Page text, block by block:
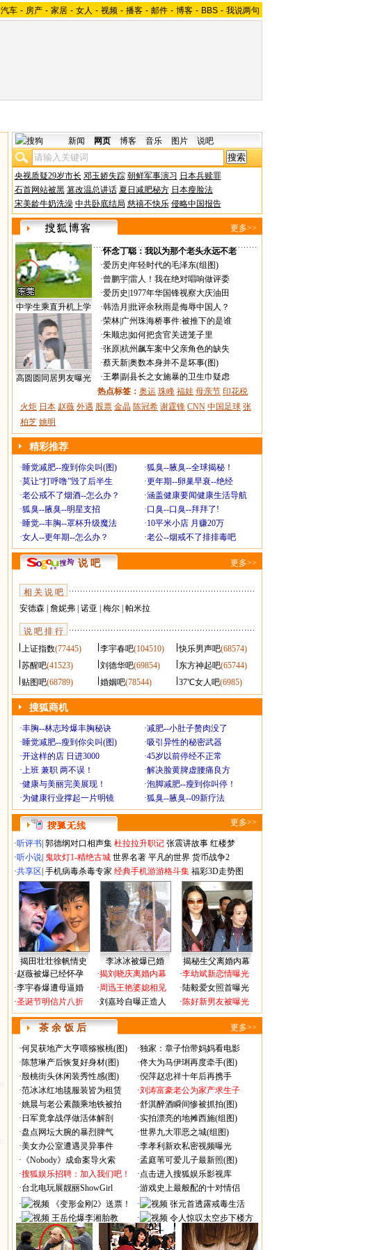
汽车 - 房产 - 家居 - 女人 - 视频 - 播客 - 邮件 - 博客 - BBS - 我说两句
新闻 网页 博客 音乐 图片 说吧
央视质疑29岁市长 邓玉娇失踪 朝鲜军事演习 日本兵赎罪
石首网站被黑 篡改温总讲话 夏日减肥秘方 日本瘦脸法
宋美龄牛奶洗澡 中共卧底结局 慈禧不快乐 侵略中国报告
更多>>
中学生乘直升机上学
高圆圆同居男友曝光
·怀念丁聪：我以为那个老头永远不老
·爱历史 年轻时代的毛泽东(组图)
·曾鹏宇|雷人！我在绝对唱响做评委
·爱历史 1977年华国锋视察大庆油田
·韩浩月 批评余秋雨是侮辱中国人？
·荣林| 广州珠海桥事件:被推下的是谁
·朱顺忠 如何把贪官关进笼子里
·张原|杭州飙车案中父亲角色的缺失
·蔡天新|奥数本身并不是坏事(图)
·王攀|副县长之女施暴的卫生巾疑虑
热点标签： 奥运 珠峰 福娃 母亲节 印花税
火炬 日本 赵薇 外遇 股票 金晶 陈冠希 谢霆锋 CNN 中国足球 张
柏芝 姚明
精彩推荐
·睡觉减肥--瘦到你尖叫(图) ·狐臭--腋臭--全球揭秘！
·莫让“打呼噜”毁了后半生 ·更年期--卵巢早衰--绝经
·老公戒不了烟酒--怎么办？ ·涵盖健康要闻健康生活导航
·狐臭--腋臭--明星支招 ·口臭--口臭--拜拜了!
·睡觉--丰胸--罩杯升级魔法 ·10平米小店 月赚20万
·女人--更年期--怎么办？ ·老公--烟戒不了排排毒吧
说 吧 更多>>
相 关 说 吧
安德森| 詹妮弗| 诺亚 梅尔| 帕米拉
说 吧 排 行
上证指数(77445) 李宇春吧(104510) 快乐男声吧(68574)
苏醒吧(41523) 刘德华吧(69854) 东方神起吧(65744)
贴图吧(68789) 婚姻吧(78544) 37℃女人吧(6985)
搜狐商机
·丰胸--林志玲爆丰胸秘诀 ·减肥--小肚子赘肉没了
·睡觉减肥--瘦到你尖叫(图) ·吸引异性的秘密武器
·开这样的店 日进3000 ·45岁以前停经不正常
·上班 兼职 两不误！ ·解决脸黄脾虚腰痛良方
·健康与美丽完美展现！ ·泡脚减肥--瘦到你叫停！
·为健康行业撑起一片明镜 ·狐臭--腋臭--09新疗法
更多>>
·听评书 郭德纲对口相声集 杜拉拉升职记 张震讲故事 红楼梦
·听小说 鬼吹灯1-精绝古城 世界名著 平凡的世界 货币战争2
·共享区 手机病毒杀毒专家 经典手机游游格斗集 福彩3D走势图
揭田壮壮徐帆情史 李冰冰被爆已婚
揭秘生父离婚内幕
·赵薇被爆已经怀孕
·李宇春爆遭母逼婚
·圣诞节明信片八折
·揭刘晓庆离婚内幕
·周迅王艳婆媳相见
·刘嘉玲自曝正造人
·李幼斌新恋情曝光
·陆毅爱女照首曝光
·陈好新男友被曝光
茶 余 饭 后 更多>>
·何炅获地产大亨喂猕猴桃(图) ·独家：章子怡带妈妈看电影
·陈慧琳产后恢复好身材(图) ·佟大为马伊琍再度牵手(图)
·殷桃街头休闲装秀性感(图) ·倪萍赵忠祥十年后再携手
·范冰冰红地毯服装皆为租赁 ·刘涛富豪老公为家产求生子
·姚晨与老公素颜乘地铁被拍 ·舒淇醉酒瞬间惨被抓拍(图)
· 日军竟拿战俘做活体解剖 ·实拍漂亮的地摊西施(组图)
·盘点网坛大腕的暴烈脾气 ·世界九大罪恶之城(组图)
·美女办公室遭遇灵异事件 ·李孝利新欢私密视频曝光
· 《Nobody》成命案导火索 ·孟庭苇可爱儿子最新照(图)
·搜狐娱乐招聘：加入我们吧！ ·点击进入搜狐娱乐影视库
·台北电玩展靓丽ShowGirl ·游戏史上最般配的十对情侣
·
《变形金刚2》送票！ ·
张元首透露戒毒生活
·
王岳伦爆李湘胎教 ·
令人惊叹太空步下楼方
式